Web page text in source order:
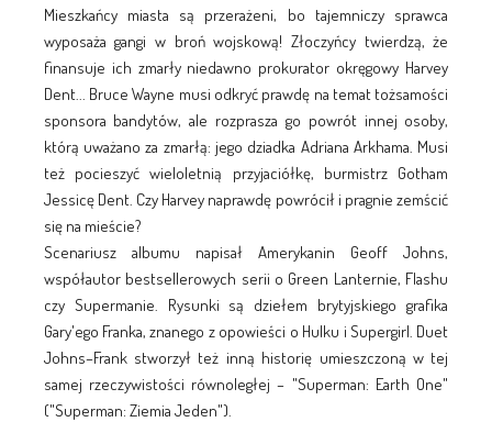
Mieszkańcy miasta są przerażeni, bo tajemniczy sprawca
wyposaża gangi w broń wojskową! Złoczyńcy twierdzą, że
finansuje ich zmarły niedawno prokurator okręgowy Harvey
Dent... Bruce Wayne musi odkryć prawdę na temat tożsamości
sponsora bandytów, ale rozprasza go powrót innej osoby,
którą uważano za zmarłą: jego dziadka Adriana Arkhama. Musi
też pocieszyć wieloletnią przyjaciółkę, burmistrz Gotham
Jessicę Dent. Czy Harvey naprawdę powrócił i pragnie zemścić
się na mieście?
Scenariusz albumu napisał Amerykanin Geoff Johns,
współautor bestsellerowych serii o Green Lanternie, Flashu
czy Supermanie. Rysunki są dziełem brytyjskiego grafika
Gary'ego Franka, znanego z opowieści o Hulku i Supergirl. Duet
Johns–Frank stworzył też inną historię umieszczoną w tej
samej rzeczywistości równoległej – "Superman: Earth One"
("Superman: Ziemia Jeden").